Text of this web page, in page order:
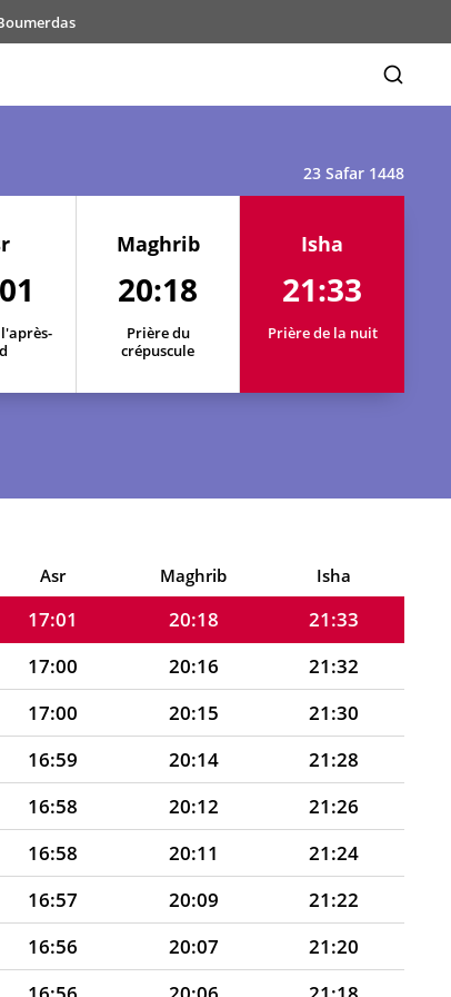
23 Safar 1448
Maghrib
20:18
Prière du
crépuscule
Isha
21:33
Prière de la nuit
Asr Maghrib Isha
17:02 20:19
21:35
17:01 20:18
21:33
17:00 20:16
21:32
17:00 20:15
21:30
16:59 20:14
21:28
16:58 20:12
21:26
16:58 20:11
21:24
16:57 20:09
21:22
16:56 20:07
21:20